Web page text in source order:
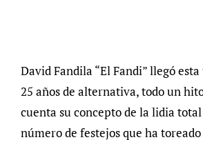
David Fandila “El Fandi” llegó
25 años de alternativa, todo un
cuenta su concepto de la lidia
número de festejos que ha